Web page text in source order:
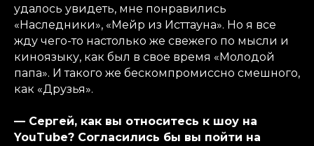
удалось увидеть, мне понравились
«Наследники», «Мейр из Исттауна». Но я все
жду чего-то настолько же свежего по мысли и
киноязыку, как был в свое время «Молодой
папа». И такого же бескомпромиссно смешного,
как «Друзья».
— Сергей, как вы относитесь к шоу на
YouTube? Согласились бы вы пойти на